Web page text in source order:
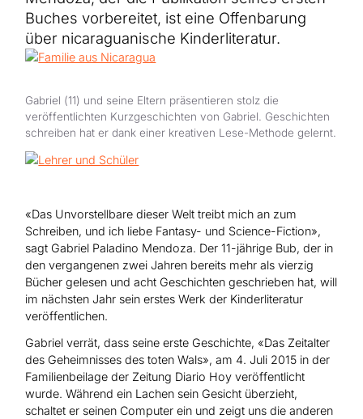
Hilfe für Afghanistan
Alle Nothilfe-Projekte
Buches vorbereitet, ist eine Offenbarung
über nicaraguanische Kinderliteratur.
Gabriel (11) und seine Eltern präsentieren stolz die
veröffentlichten Kurzgeschichten von Gabriel. Geschichten
schreiben hat er dank einer kreativen Lese-Methode gelernt.
«Das Unvorstellbare dieser Welt treibt mich an zum
Schreiben, und ich liebe Fantasy- und Science-Fiction»,
sagt Gabriel Paladino Mendoza. Der 11-jährige Bub, der in
den vergangenen zwei Jahren bereits mehr als vierzig
Bücher gelesen und acht Geschichten geschrieben hat, will
im nächsten Jahr sein erstes Werk der Kinderliteratur
veröffentlichen.
Gabriel verrät, dass seine erste Geschichte, «Das Zeitalter
des Geheimnisses des toten Wals», am 4. Juli 2015 in der
Familienbeilage der Zeitung Diario Hoy veröffentlicht
wurde. Während ein Lachen sein Gesicht überzieht,
schaltet er seinen Computer ein und zeigt uns die anderen